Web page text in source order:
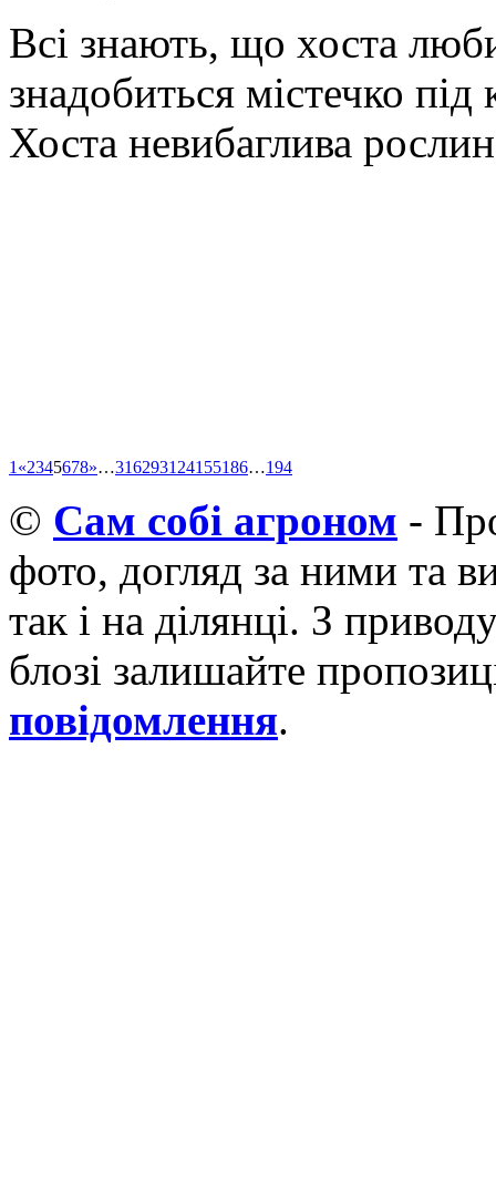
Всі знають, що хоста
знадобиться містечко
Хоста невибаглива
1 «2345678»…316293124155186…194
© Cам собі агроном -
фото, догляд за ними та
так і на ділянці. З
блозі залишайте
повідомлення.